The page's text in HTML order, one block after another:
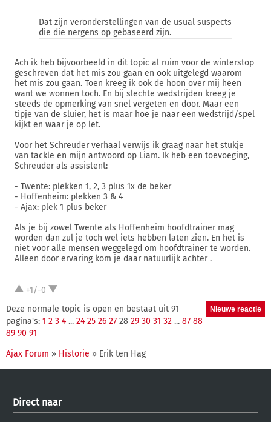
Dat zijn veronderstellingen van de usual suspects
die die nergens op gebaseerd zijn.
Ach ik heb bijvoorbeeld in dit topic al ruim voor de winterstop
geschreven dat het mis zou gaan en ook uitgelegd waarom
het mis zou gaan. Toen kreeg ik ook de hoon over mij heen
want we wonnen toch. En bij slechte wedstrijden kreeg je
steeds de opmerking van snel vergeten en door. Maar een
tipje van de sluier, het is maar hoe je naar een wedstrijd/spel
kijkt en waar je op let.
Voor het Schreuder verhaal verwijs ik graag naar het stukje
van tackle en mijn antwoord op Liam. Ik heb een toevoeging,
Schreuder als assistent:
- Twente: plekken 1, 2, 3 plus 1x de beker
- Hoffenheim: plekken 3 & 4
- Ajax: plek 1 plus beker
Als je bij zowel Twente als Hoffenheim hoofdtrainer mag
worden dan zul je toch wel iets hebben laten zien. En het is
niet voor alle mensen weggelegd om hoofdtrainer te worden.
Alleen door ervaring kom je daar natuurlijk achter .
+1/-0
Deze normale topic is open en bestaat uit 91
pagina's: 1 2 3 4 ... 24 25 26 27 28 29 30 31 32 ... 87 88
89 90 91
Ajax Forum » Historie » Erik ten Hag
Direct naar